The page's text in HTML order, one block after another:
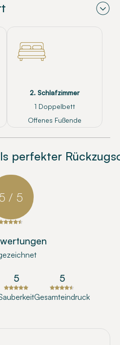
2. Schlafzimmer
1 Doppelbett
Offenes Fußende
perfekter
5 / 5
5
Gesamteindruck
5